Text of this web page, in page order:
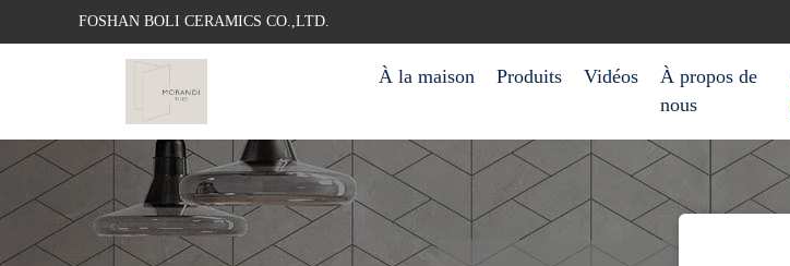
FOSHAN BOLI CERAMICS CO.,LTD.
À la maison Produits Vidéos
À propos de
nous